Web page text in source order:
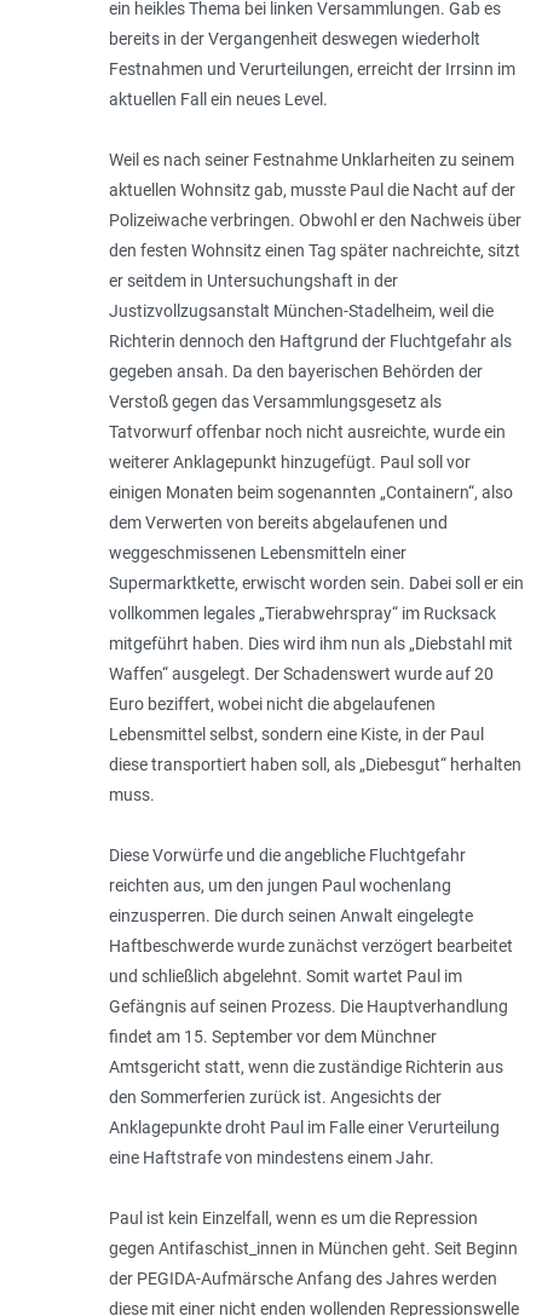
ein heikles Thema bei linken Versammlungen. Gab es
bereits in der Vergangenheit deswegen wiederholt
Festnahmen und Verurteilungen, erreicht der Irrsinn im
aktuellen Fall ein neues Level.
Weil es nach seiner Festnahme Unklarheiten zu seinem
aktuellen Wohnsitz gab, musste Paul die Nacht auf der
Polizeiwache verbringen. Obwohl er den Nachweis über
den festen Wohnsitz einen Tag später nachreichte, sitzt
er seitdem in Untersuchungshaft in der
Justizvollzugsanstalt München-Stadelheim, weil die
Richterin dennoch den Haftgrund der Fluchtgefahr als
gegeben ansah. Da den bayerischen Behörden der
Verstoß gegen das Versammlungsgesetz als
Tatvorwurf offenbar noch nicht ausreichte, wurde ein
weiterer Anklagepunkt hinzugefügt. Paul soll vor
einigen Monaten beim sogenannten „Containern“, also
dem Verwerten von bereits abgelaufenen und
weggeschmissenen Lebensmitteln einer
Supermarktkette, erwischt worden sein. Dabei soll er ein
vollkommen legales „Tierabwehrspray“ im Rucksack
mitgeführt haben. Dies wird ihm nun als „Diebstahl mit
Waffen“ ausgelegt. Der Schadenswert wurde auf 20
Euro beziffert, wobei nicht die abgelaufenen
Lebensmittel selbst, sondern eine Kiste, in der Paul
diese transportiert haben soll, als „Diebesgut“ herhalten
muss.
Diese Vorwürfe und die angebliche Fluchtgefahr
reichten aus, um den jungen Paul wochenlang
einzusperren. Die durch seinen Anwalt eingelegte
Haftbeschwerde wurde zunächst verzögert bearbeitet
und schließlich abgelehnt. Somit wartet Paul im
Gefängnis auf seinen Prozess. Die Hauptverhandlung
findet am 15. September vor dem Münchner
Amtsgericht statt, wenn die zuständige Richterin aus
den Sommerferien zurück ist. Angesichts der
Anklagepunkte droht Paul im Falle einer Verurteilung
eine Haftstrafe von mindestens einem Jahr.
Paul ist kein Einzelfall, wenn es um die Repression
gegen Antifaschist_innen in München geht. Seit Beginn
der PEGIDA-Aufmärsche Anfang des Jahres werden
diese mit einer nicht enden wollenden Repressionswelle